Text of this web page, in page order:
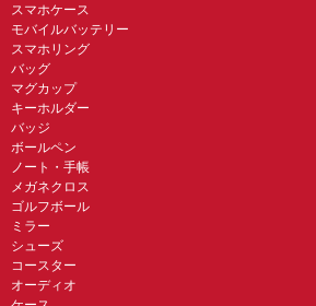
スマホケース
モバイルバッテリー
スマホリング
バッグ
マグカップ
キーホルダー
バッジ
ボールペン
ノート・手帳
メガネクロス
ゴルフボール
ミラー
シューズ
コースター
オーディオ